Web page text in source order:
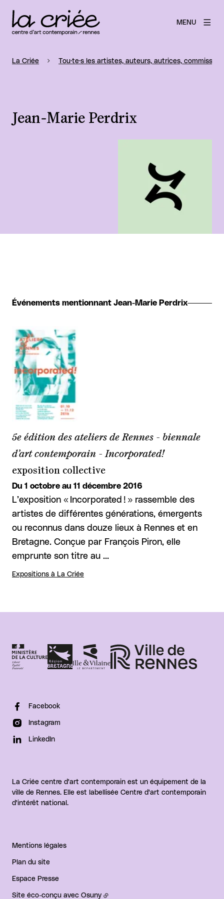
MENU
La Criée Tou·te·s les artistes, auteurs, autrices,
Jean-Marie Perdrix
Événements mentionnant Jean-Marie Perdrix
5e édition des ateliers de Rennes - biennale
d’art contemporain - Incorporated!
exposition collective
Du 1 octobre au 11 décembre 2016
L’exposition « Incorporated ! » rassemble des
artistes de différentes générations, émergents
ou reconnus dans douze lieux à Rennes et en
Bretagne. Conçue par François Piron, elle
emprunte son titre au …
Expositions à La Criée
Facebook
Instagram
LinkedIn
La Criée centre d'art contemporain est un équipement de la
ville de Rennes. Elle est labellisée Centre d'art contemporain
d'intérêt national.
Mentions légales
Plan du site
Espace Presse
Site éco-conçu avec Osuny